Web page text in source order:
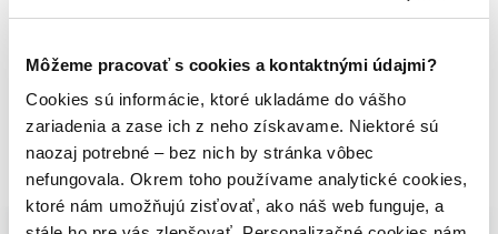
Môžeme pracovať s cookies a kontaktnými údajmi?
Cookies sú informácie, ktoré ukladáme do vášho
zariadenia a zase ich z neho získavame. Niektoré sú
naozaj potrebné – bez nich by stránka vôbec
nefungovala. Okrem toho používame analytické cookies,
ktoré nám umožňujú zisťovať, ako náš web funguje, a
Vybrané pre teba